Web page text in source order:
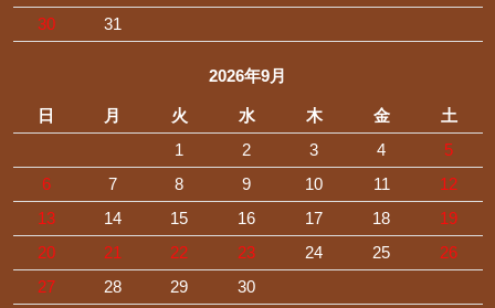
30
31
2026年9月
日 月 火 水 木 金
土
1
2 3 4
5
6
7 8 9 10 11
12
13
14 15 16 17 18
19
20
21 22 23 24 25
26
27
28 29 30